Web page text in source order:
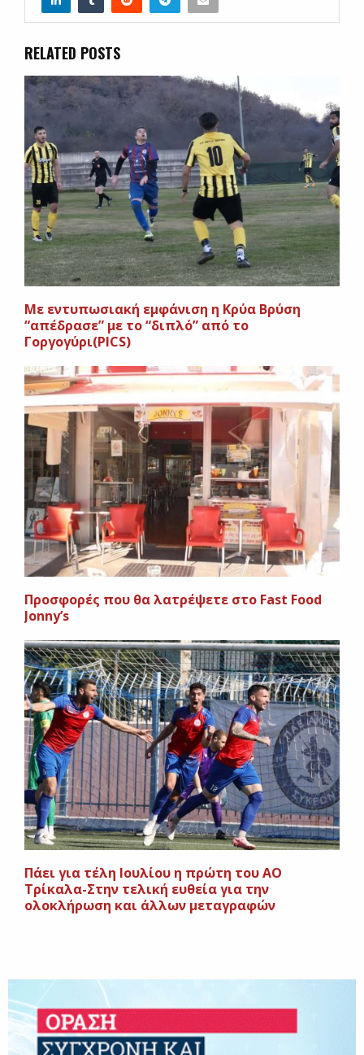
RELATED POSTS
Με εντυπωσιακή εμφάνιση η Κρύα Βρύση
“απέδρασε” με το “διπλό” από το
Γοργογύρι(PICS)
Προσφορές που θα λατρέψετε στο Fast Food
Jonny’s
Πάει για τέλη Ιουλίου η πρώτη του ΑΟ
Τρίκαλα-Στην τελική ευθεία για την
ολοκλήρωση και άλλων μεταγραφών